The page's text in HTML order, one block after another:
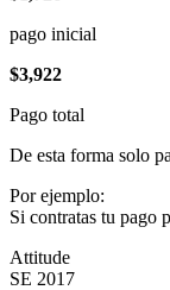
pago inicial
$3,922
Pago total
De esta forma solo
Por ejemplo:
Si contratas tu pago
Attitude
SE 2017